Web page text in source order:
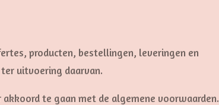
producten, bestellingen, leveringen en
uitvoering daarvan.
te gaan met de algemene voorwaarden.